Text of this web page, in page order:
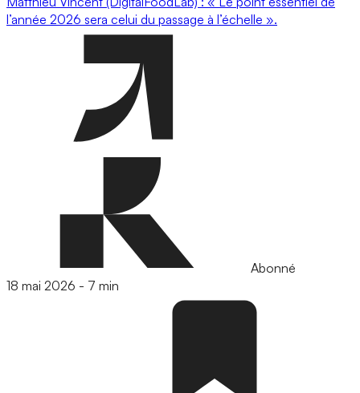
l’année 2026 sera celui du passage à l’échelle ».
Abonné
18 mai 2026 - 7 min